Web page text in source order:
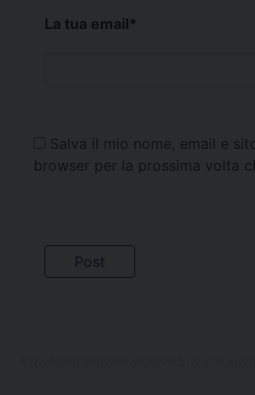
La tua email*
Salva il mio nome, email e
browser per la prossima volta